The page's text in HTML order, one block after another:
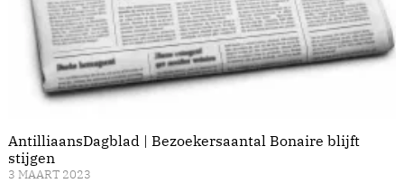
AntilliaansDagblad | Bezoekersaantal Bonaire blijft
stijgen
3 MAART 2023